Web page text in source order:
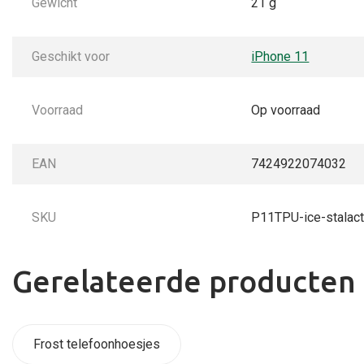
Geschikt voor iPhone 11
Voorraad Op voorraad
EAN 7424922074032
SKU P11TPU-ice-
Gerelateerde producten
Frost telefoonhoesjes